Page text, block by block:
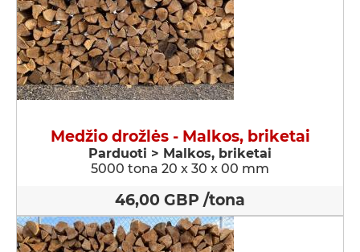
Medžio drožlės - Malkos, briketai
Parduoti > Malkos, briketai
5000 tona 20 x 30 x 00 mm
46,00 GBP /tona